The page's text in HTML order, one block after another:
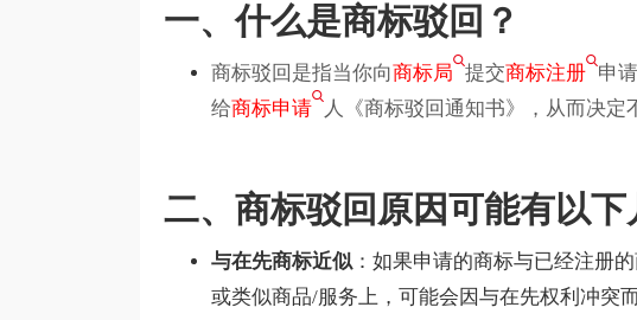
一、什么是商标驳回？
商标驳回是指当你向商标局 提交商标注册 申
给商标申请 人《商标驳回通知书》，从而决定
二、商标驳回原因可能有以下
与在先商标近似：如果申请的商标与已经注册
或类似商品/服务上，可能会因与在先权利冲突而